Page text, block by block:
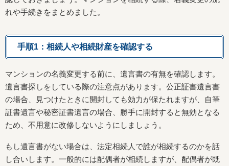
れや手続きをまとめました。
手順1：相続人や相続財産を確認する
マンションの名義変更する前に、遺言書の有無を確認します。
遺言書探しをしている際の注意点があります。公正証書遺言書
の場合、見つけたときに開封しても効力が保たれますが、自筆
証書遺言や秘密証書遺言の場合、勝手に開封すると無効となる
ため、不用意に改修しないようにしましょう。
もし遺言書がない場合は、法定相続人で誰が相続するのかを話
し合いします。一般的には配偶者が相続しますが、配偶者が既